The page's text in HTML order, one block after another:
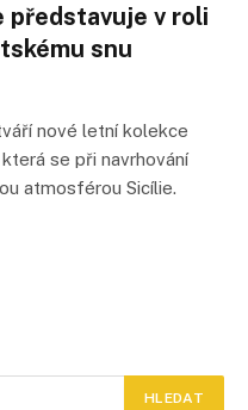
představuje v roli
snu
nové letní kolekce
se při navrhování
atmosférou Sicílie.